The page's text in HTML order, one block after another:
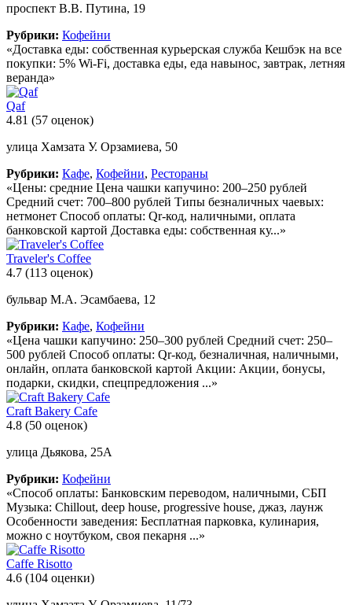
проспект В.В. Путина, 19
Рубрики: Кофейни
«Доставка еды: собственная курьерская служба Кешбэк на все
покупки: 5% Wi-Fi, доставка еды, еда навынос, завтрак, летняя
веранда»
Qaf
4.81 (57 оценок)
улица Хамзата У. Орзамиева, 50
Рубрики: Кафе, Кофейни, Рестораны
«Цены: средние Цена чашки капучино: 200–250 рублей
Средний счет: 700–800 рублей Типы безналичных чаевых:
нетмонет Способ оплаты: Qr-код, наличными, оплата
банковской картой Доставка еды: собственная ку...»
Traveler's Coffee
4.7 (113 оценок)
бульвар М.А. Эсамбаева, 12
Рубрики: Кафе, Кофейни
«Цена чашки капучино: 250–300 рублей Средний счет: 250–
500 рублей Способ оплаты: Qr-код, безналичная, наличными,
онлайн, оплата банковской картой Акции: Акции, бонусы,
подарки, скидки, спецпредложения ...»
Craft Bakery Cafe
4.8 (50 оценок)
улица Дьякова, 25А
Рубрики: Кофейни
«Способ оплаты: Банковским переводом, наличными, СБП
Музыка: Chillout, deep house, progressive house, джаз, лаунж
Особенности заведения: Бесплатная парковка, кулинария,
можно с ноутбуком, своя пекарня ...»
Caffe Risotto
4.6 (104 оценки)